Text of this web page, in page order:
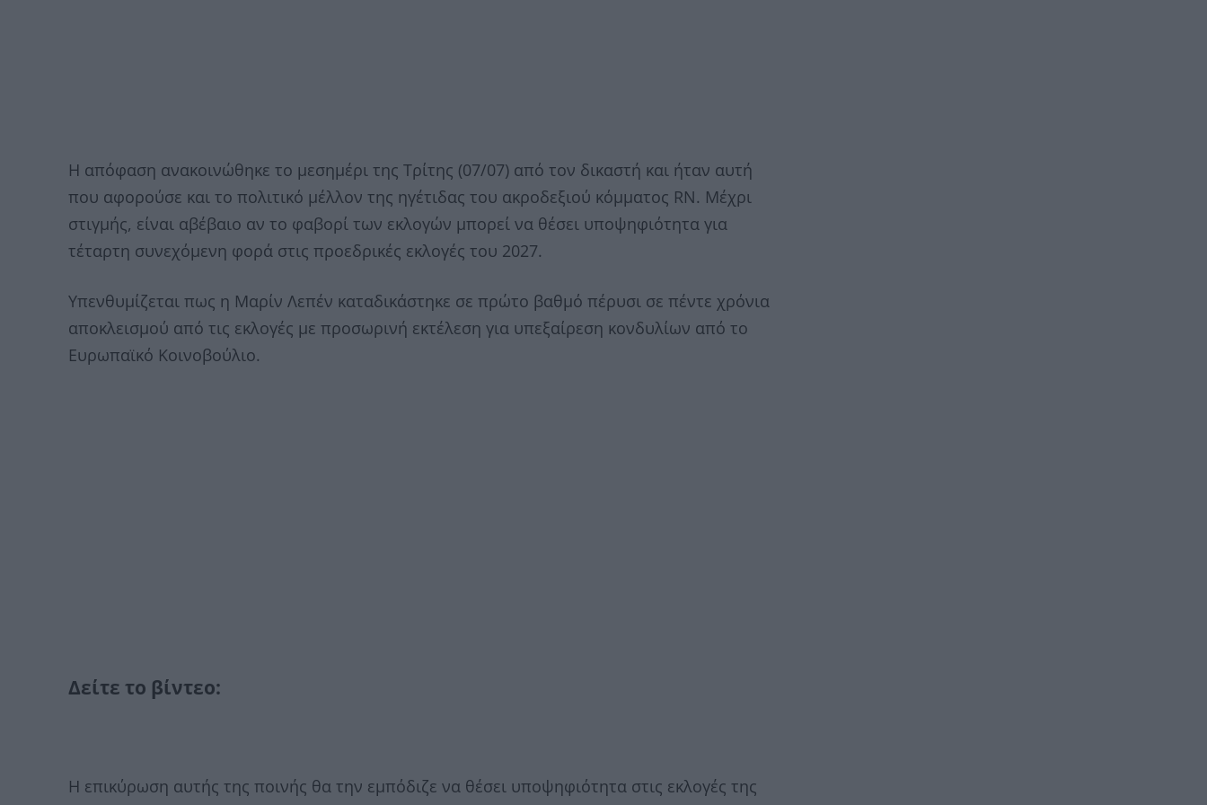
Η απόφαση ανακοινώθηκε το μεσημέρι της Τρίτης (07/07) από τον δικαστή και ήταν αυτή
που αφορούσε και το πολιτικό μέλλον της ηγέτιδας του ακροδεξιού κόμματος RN. Μέχρι
στιγμής, είναι αβέβαιο αν το φαβορί των εκλογών μπορεί να θέσει υποψηφιότητα για
τέταρτη συνεχόμενη φορά στις προεδρικές εκλογές του 2027.
Υπενθυμίζεται πως η Μαρίν Λεπέν καταδικάστηκε σε πρώτο βαθμό πέρυσι σε πέντε χρόνια
αποκλεισμού από τις εκλογές με προσωρινή εκτέλεση για υπεξαίρεση κονδυλίων από το
Ευρωπαϊκό Κοινοβούλιο.
Δείτε το βίντεο:
Η επικύρωση αυτής της ποινής θα την εμπόδιζε να θέσει υποψηφιότητα στις εκλογές της